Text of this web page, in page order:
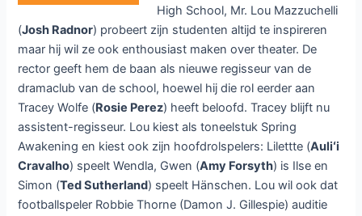
High School, Mr. Lou Mazzuchelli
(Josh Radnor) probeert zijn studenten altijd te inspireren
maar hij wil ze ook enthousiast maken over theater. De
rector geeft hem de baan als nieuwe regisseur van de
dramaclub van de school, hoewel hij die rol eerder aan
Tracey Wolfe (Rosie Perez) heeft beloofd. Tracey blijft nu
assistent-regisseur. Lou kiest als toneelstuk Spring
Awakening en kiest ook zijn hoofdrolspelers: Lilettte (Auliʻi
Cravalho) speelt Wendla, Gwen (Amy Forsyth) is Ilse en
Simon (Ted Sutherland) speelt Hänschen. Lou wil ook dat
footballspeler Robbie Thorne (Damon J. Gillespie) auditie